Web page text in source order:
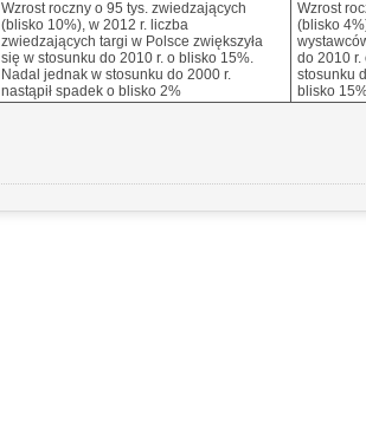
Wzrost roczny o 95 tys. zwiedzających
(blisko 10%), w 2012 r. liczba
zwiedzających targi w Polsce zwiększyła
się w stosunku do 2010 r. o blisko 15%.
Nadal jednak w stosunku do 2000 r.
nastąpił spadek o blisko 2%
Wzrost
(blisko
do 2010
stosunku
blisko